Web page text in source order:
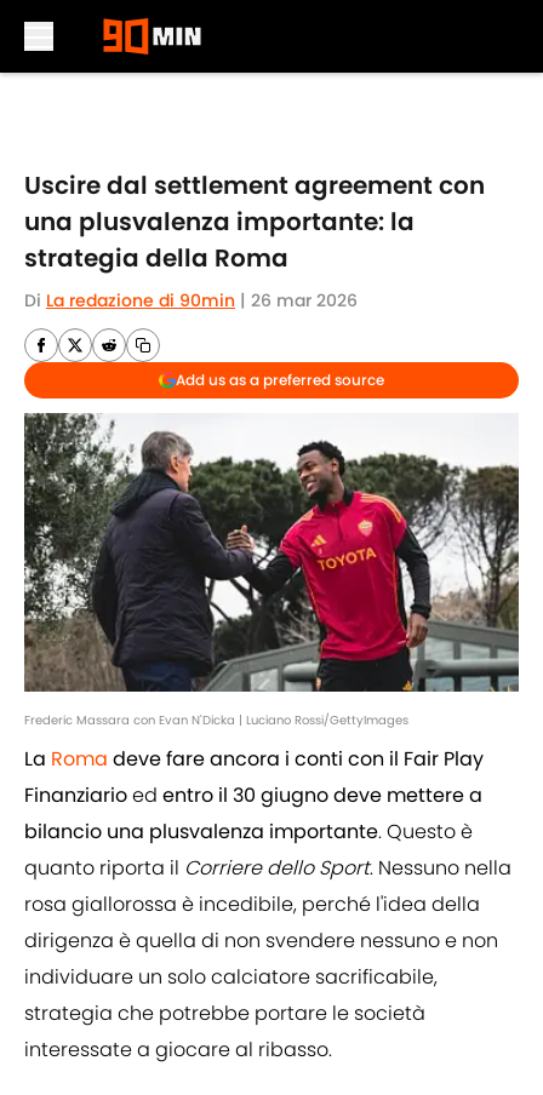
Uscire dal settlement agreement con
una plusvalenza importante: la
strategia della Roma
Di La redazione di 90min | 26 mar 2026
Add us as a preferred source
Frederic Massara con Evan N'Dicka | Luciano Rossi/GettyImages
La Roma deve fare ancora i conti con il Fair Play
Finanziarioed entro il 30 giugno deve mettere a
bilancio una plusvalenza importante. Questo è
quanto riporta il Corriere dello Sport. Nessuno nella
rosa giallorossa è incedibile, perché l'idea della
dirigenza è quella di non svendere nessuno e non
individuare un solo calciatore sacrificabile,
strategia che potrebbe portare le società
interessate a giocare al ribasso.